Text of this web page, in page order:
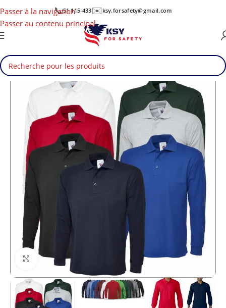
Passer à la navigation
Passer au contenu principal
📞51 115 433✉️ ksy.forsafety@gmail.com
Cliquez pour agrandir